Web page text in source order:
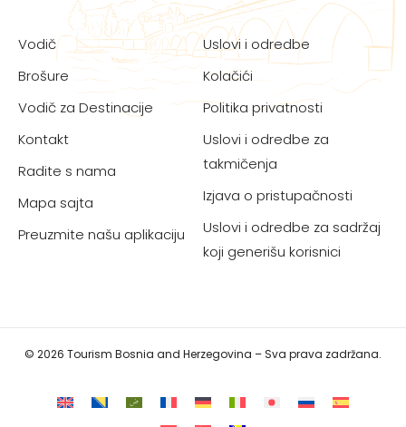
Vodič
Brošure
Vodič za Destinacije
Kontakt
Radite s nama
Mapa sajta
Preuzmite našu aplikaciju
Uslovi i odredbe
Kolačići
Politika privatnosti
Uslovi i odredbe za
takmičenja
Izjava o pristupačnosti
Uslovi i odredbe za sadržaj
koji generišu korisnici
© 2026 Tourism Bosnia and Herzegovina – Sva prava zadržana.